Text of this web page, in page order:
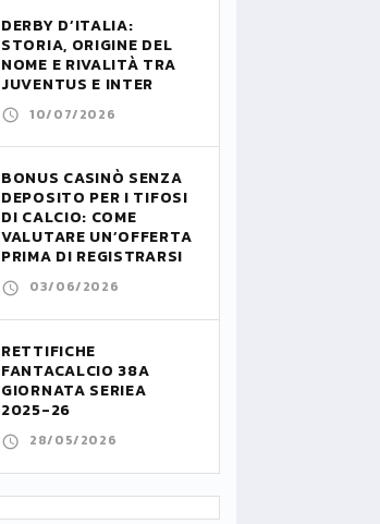
DERBY D’ITALIA:
STORIA, ORIGINE DEL
NOME E RIVALITÀ TRA
JUVENTUS E INTER
10/07/2026
BONUS CASINÒ SENZA
DEPOSITO PER I TIFOSI
DI CALCIO: COME
VALUTARE UN’OFFERTA
PRIMA DI REGISTRARSI
03/06/2026
RETTIFICHE
FANTACALCIO 38A
GIORNATA SERIEA
2025-26
28/05/2026